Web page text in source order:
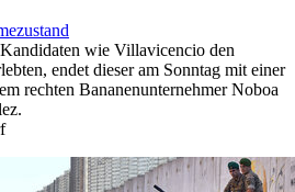
wie Villavicencio den
endet dieser am Sonntag mit einer
rechten Bananenunternehmer Noboa